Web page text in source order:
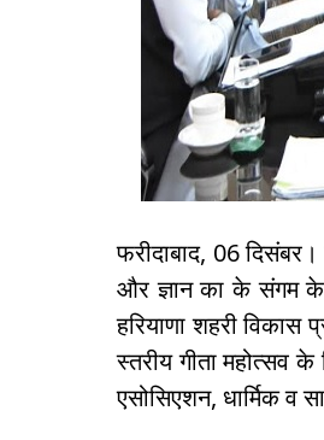
फरीदाबाद, 06
और ज्ञान का के संगम
हरियाणा शहरी
स्तरीय गीता महोत्सव
एसोसिएशन, धार्मिक व